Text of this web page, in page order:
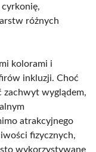
cyrkonię,
różnych
kolorami i
inkluzji. Choć
zachwyt wyglądem,
atrakcyjnego
fizycznych,
wykorzystywane